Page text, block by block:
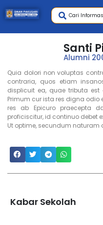
Santi
Alumni
Quia dolori non voluptas
contraria, quos etiam
displicuit ea, quae tributa
Primum cur ista res digna odio
res ab Epicuro praecepta
proficiscitur, id continuo debet
Ut optime, secundum naturam
Kabar Sekolah